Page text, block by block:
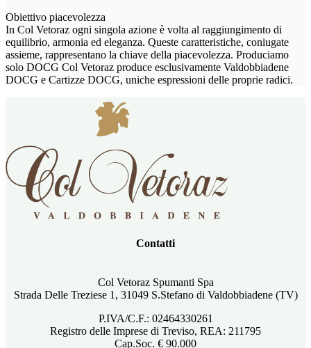
Obiettivo piacevolezza
In Col Vetoraz ogni singola azione è volta al raggiungimento di
equilibrio, armonia ed eleganza. Queste caratteristiche, coniugate
assieme, rappresentano la chiave della piacevolezza. Produciamo
solo DOCG Col Vetoraz produce esclusivamente Valdobbiadene
DOCG e Cartizze DOCG, uniche espressioni delle proprie radici.
Contatti
Col Vetoraz Spumanti Spa
Strada Delle Treziese 1, 31049 S.Stefano di Valdobbiadene (TV)
P.IVA/C.F.: 02464330261
Registro delle Imprese di Treviso, REA: 211795
Cap.Soc. € 90.000